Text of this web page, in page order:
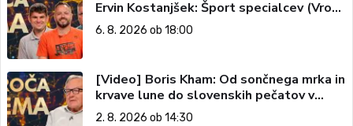
Ervin Kostanjšek: Šport specialcev (Vroča
tema, 6. 8. 2026)
6. 8. 2026 ob 18:00
[Video] Boris Kham: Od sončnega mrka in
krvave lune do slovenskih pečatov v
vesolju (Vroča tema, 2. 8. 2026)
2. 8. 2026 ob 14:30